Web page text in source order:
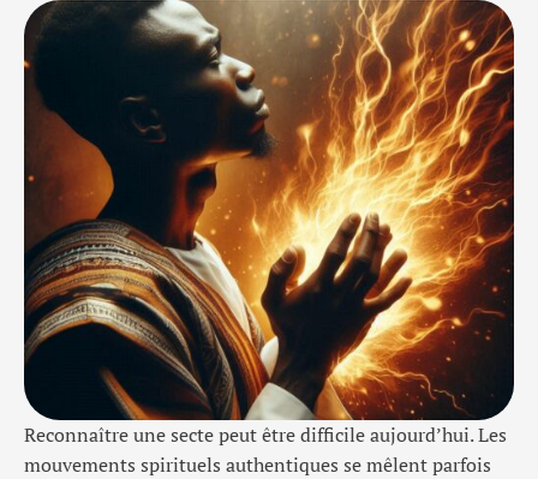
Thessaloniciens 5:21-22
Reconnaître une secte peut être difficile aujourd’hui. Les
mouvements spirituels authentiques se mêlent parfois